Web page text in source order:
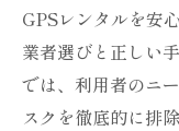
GPSレンタルを安
業者選びと正しい
では、利用者のニ
スクを徹底的に排